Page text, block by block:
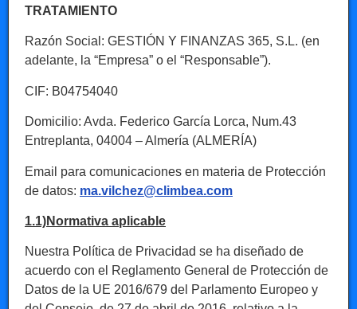
TRATAMIENTO
Razón Social: GESTIÓN Y FINANZAS 365, S.L. (en
adelante, la “Empresa” o el “Responsable”).
CIF: B04754040
Domicilio: Avda. Federico García Lorca, Num.43
Entreplanta, 04004 – Almería (ALMERÍA)
Email para comunicaciones en materia de Protección
de datos: ma.vilchez@climbea.com
1.1)Normativa aplicable
Nuestra Política de Privacidad se ha diseñado de
acuerdo con el Reglamento General de Protección de
Datos de la UE 2016/679 del Parlamento Europeo y